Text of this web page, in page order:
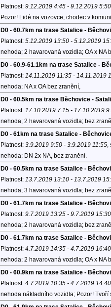
Platnost: 9.12.2019 4:45 - 9.12.2019 5:50
Pozor! Lidé na vozovce; chodec v
D0 - 60.7km na trase Satalice -
Platnost: 5.12.2019 13:50 - 5.12.2019
nehoda; 2 havarovaná vozidla; OA x NA
D0 - 60.9-61.1km na trase Satalice -
Platnost: 14.11.2019 11:35 - 14.11.2019
nehoda; NA x OA bez zranění,
D0 - 60.5km na trase Běchovice -
Platnost: 17.10.2019 7:15 - 17.10.2019
nehoda; 2 havarovaná vozidla; bez
D0 - 61km na trase Satalice -
Platnost: 3.9.2019 9:50 - 3.9.2019 11:55,
nehoda; DN 2x NA, bez zranění.
D0 - 60.5km na trase Satalice -
Platnost: 13.7.2019 13:10 - 13.7.2019
nehoda; 3 havarovaná vozidla; bez
D0 - 61.7km na trase Satalice -
Platnost: 9.7.2019 13:25 - 9.7.2019 15:30
nehoda; 2 havarovaná vozidla; bez
D0 - 61.7km na trase Satalice -
Platnost: 4.7.2019 14:35 - 4.7.2019 16:40
nehoda; 2 havarovaná vozidla; OA x NA
D0 - 60.9km na trase Satalice -
Platnost: 4.7.2019 10:35 - 4.7.2019 14:40
nehoda nákladního vozidla; Pozor!